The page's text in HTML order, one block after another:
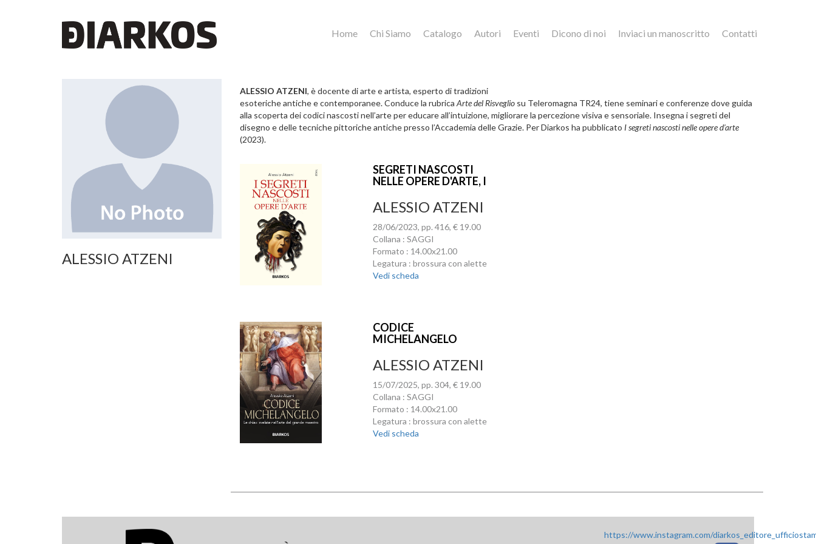
Home Chi Siamo Catalogo Autori Eventi Dicono di noi Inviaci un manoscritto Contatti
ALESSIO ATZENI
ALESSIO ATZENI, è docente di arte e artista, esperto di tradizioni
esoteriche antiche e contemporanee. Conduce la rubrica Arte del Risveglio su Teleromagna TR24, tiene seminari e conferenze dove guida
alla scoperta dei codici nascosti nell’arte per educare all’intuizione, migliorare la percezione visiva e sensoriale. Insegna i segreti del
disegno e delle tecniche pittoriche antiche presso l’Accademia delle Grazie. Per Diarkos ha pubblicato I segreti nascosti nelle opere d’arte
(2023).
SEGRETI NASCOSTI
NELLE OPERE D'ARTE, I
ALESSIO ATZENI
28/06/2023, pp. 416, € 19.00
Collana : SAGGI
Formato : 14.00x21.00
Legatura : brossura con alette
Vedi scheda
CODICE
MICHELANGELO
ALESSIO ATZENI
15/07/2025, pp. 304, € 19.00
Collana : SAGGI
Formato : 14.00x21.00
Legatura : brossura con alette
Vedi scheda
https://www.instagram.com/